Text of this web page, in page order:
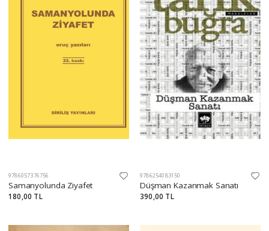
9786057376756
Samanyolunda Ziyafet
180,00 TL
9786254083150
Düşman Kazanmak Sanatı
390,00 TL